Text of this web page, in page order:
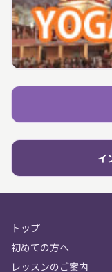
イ
トップ
初めての方へ
レッスンのご案内